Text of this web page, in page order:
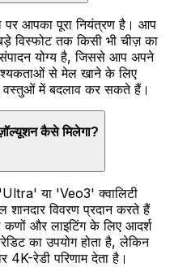
आपका पूरा नियंत्रण है। आप
तक किसी भी चीज़ का
योग्य है, जिससे आप अपने
से मेल खाने के लिए
वस्तुओं में बदलाव कर सकते हैं।
कैसे मिलेगा?
या 'Veo3' क्वालिटी
विवरण प्रदान करते हैं
और लाइटिंग के लिए आदर्श
का उपयोग होता है, लेकिन
रेडी परिणाम देता है।